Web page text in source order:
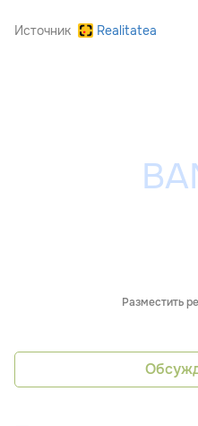
Источник Realitatea
Разместить